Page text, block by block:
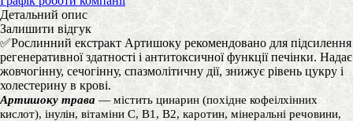
Детальний опис
Залишити відгук
✅Рослинний екстракт Артишоку рекомендовано для підсилення
регенеративної здатності і антитоксичної функції печінки. Надає
жовчогінну, сечогінну, спазмолітичну дії, знижує рівень цукру і
холестерину в крові.
Артишоку трава — містить цинарин (похідне кофеілхінних
кислот), інулін, вітаміни С, В1, В2, каротин, мінеральні речовини,